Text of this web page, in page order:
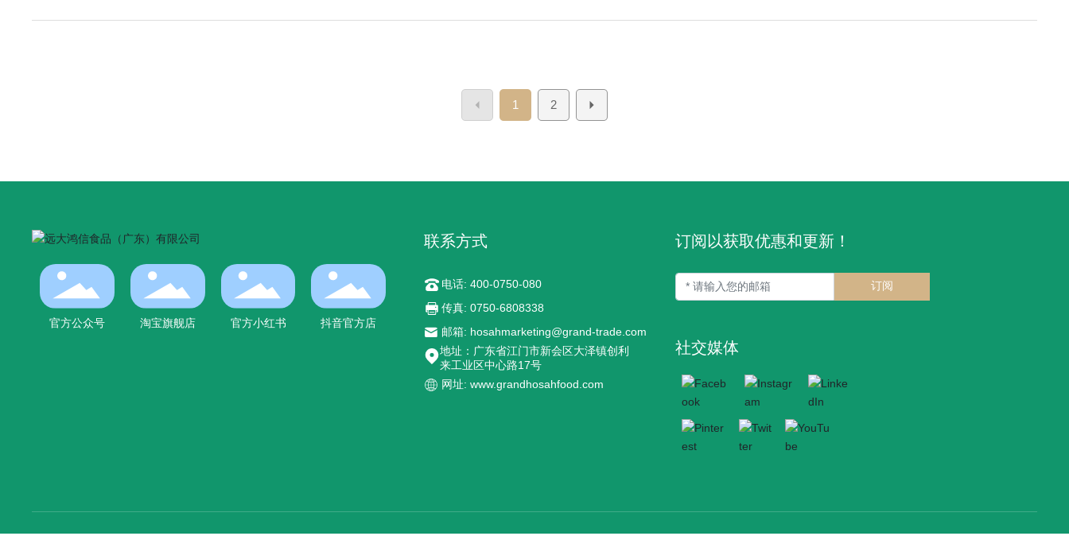
1 2
官方公众号 淘宝旗舰店 官方小红书 抖音官方店
联系方式
电话: 400-0750-080
传真: 0750-6808338
邮箱: hosahmarketing@grand-trade.com
地址：广东省江门市新会区大泽镇创利
来工业区中心路17号
网址: www.grandhosahfood.com
订阅以获取优惠和更新！
订阅
社交媒体